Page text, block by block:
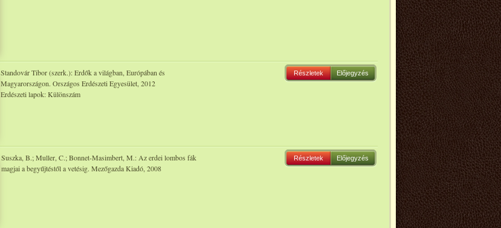
Standovár Tibor (szerk.): Erdők a világban, Európában és
Magyarországon. Országos Erdészeti Egyesület, 2012
Erdészeti lapok: Különszám
Részletek Előjegyzés
Suszka, B.; Muller, C.; Bonnet-Masimbert, M.: Az erdei lombos fák
magjai a begyűjtéstől a vetésig. Mezőgazda Kiadó, 2008
Részletek Előjegyzés